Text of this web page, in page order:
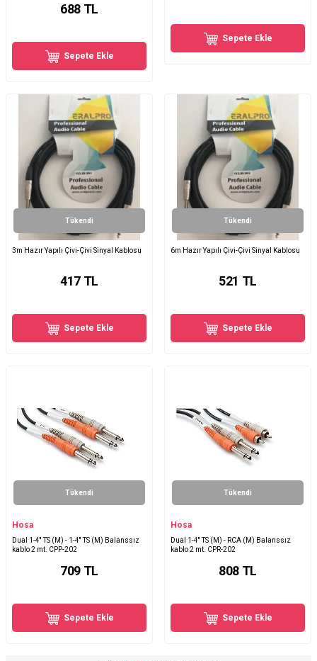
688 TL
Sepete Ekle
Sepete Ekle
Tükendi
3m Hazır Yapılı Çivi-Çivi Sinyal Kablosu
417 TL
Sepete Ekle
Tükendi
6m Hazır Yapılı Çivi-Çivi Sinyal Kablosu
521 TL
Sepete Ekle
Tükendi
Hosa
Dual 1-4'' TS (M) - 1-4'' TS (M) Balanssız
kablo 2 mt. CPP-202
709 TL
Sepete Ekle
Tükendi
Hosa
Dual 1-4'' TS (M) - RCA (M) Balanssız
kablo 2 mt. CPR-202
808 TL
Sepete Ekle